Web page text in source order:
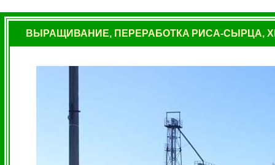
ВЫРАЩИВАНИЕ, ПЕРЕРАБОТКА РИСА-СЫРЦА,